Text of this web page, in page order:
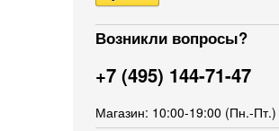
Возникли вопросы?
+7 (495) 144-71-47
Магазин: 10:00-19:00 (Пн.-Пт.)